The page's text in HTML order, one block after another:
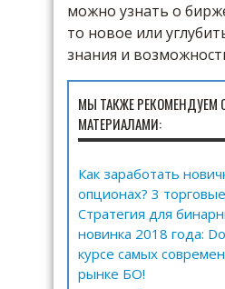
можно узнать о
то новое или
знания и
МЫ ТАКЖЕ РЕКОМЕНДУЕМ
МАТЕРИАЛАМИ:
Как заработать
опционах? 3
Стратегия для
новинка 2018 года:
курсе самых
рынке БО!